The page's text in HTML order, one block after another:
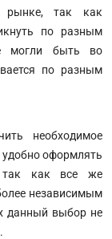
рынке, так как
по разным
могли быть во
по разным
необходимое
удобно оформлять
так как все же
независимым
данный выбор не